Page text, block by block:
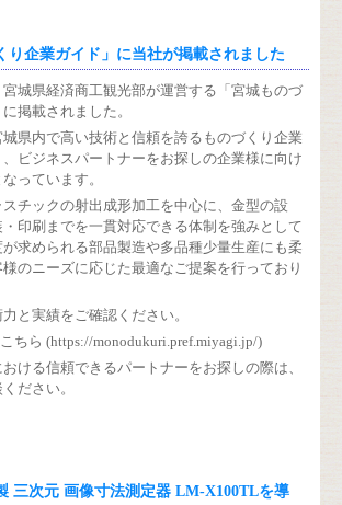
り企業ガイド」に当社が掲載されました
城県経済商工観光部が運営する「宮城ものづ
掲載されました。
県内で高い技術と信頼を誇るものづくり企業
ビジネスパートナーをお探しの企業様に向け
っています。
チックの射出成形加工を中心に、金型の設
印刷までを一貫対応できる体制を強みとして
求められる部品製造や多品種少量生産にも柔
のニーズに応じた最適なご提案を行っており
と実績をご確認ください。
ちら (https://monodukuri.pref.miyagi.jp/)
ける信頼できるパートナーをお探しの際は、
ださい。
三次元 画像寸法測定器 LM-X100TLを導